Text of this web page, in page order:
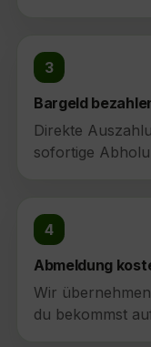
3
Bargeld
Direkte
sofortige
4
Abmeldung
Wir
du bekommst